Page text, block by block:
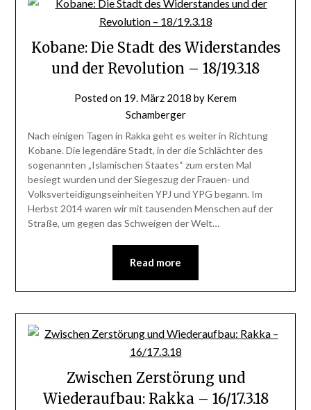
Kobane: Die Stadt des Widerstandes
und der Revolution – 18/19.3.18
Posted on 19. März 2018 by Kerem
Schamberger
Nach einigen Tagen in Rakka geht es weiter in Richtung
Kobane. Die legendäre Stadt, in der die Schlächter des
sogenannten „Islamischen Staates“ zum ersten Mal
besiegt wurden und der Siegeszug der Frauen- und
Volksverteidigungseinheiten YPJ und YPG begann. Im
Herbst 2014 waren wir mit tausenden Menschen auf der
Straße, um gegen das Schweigen der Welt…
Read more
Zwischen Zerstörung und
Wiederaufbau: Rakka – 16/17.3.18